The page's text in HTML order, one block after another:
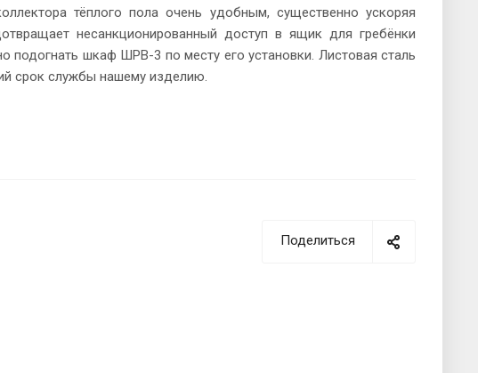
тёплого пола очень удобным, существенно ускоряя
несанкционированный доступ в ящик для гребёнки
подогнать шкаф ШРВ-3 по месту его установки. Листовая сталь
срок службы нашему изделию.
Поделиться